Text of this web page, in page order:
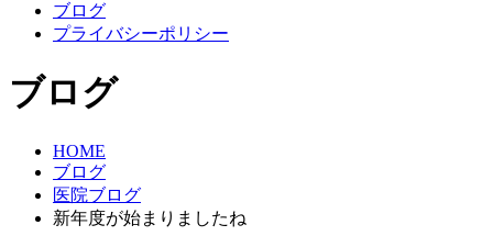
ブログ
プライバシーポリシー
ブログ
HOME
ブログ
医院ブログ
新年度が始まりましたね